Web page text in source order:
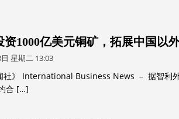
资1000亿美元铜矿，拓展中国以
星期二 13:03
社》 International Business News – 据智利
合 […]